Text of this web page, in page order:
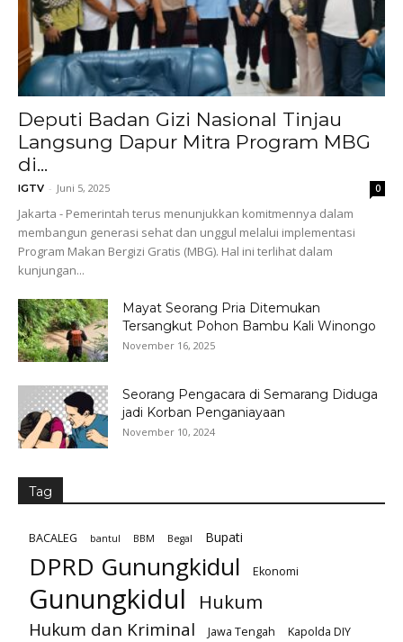
Deputi Badan Gizi Nasional Tinjau
Langsung Dapur Mitra Program MBG
di...
IGTV - Juni 5, 2025 0
Jakarta - Pemerintah terus menunjukkan komitmennya dalam
membangun generasi sehat dan unggul melalui implementasi
Program Makan Bergizi Gratis (MBG). Hal ini terlihat dalam
kunjungan...
Mayat Seorang Pria Ditemukan
Tersangkut Pohon Bambu Kali Winongo
November 16, 2025
Seorang Pengacara di Semarang Diduga
jadi Korban Penganiayaan
November 10, 2024
Tag
BACALEG bantul BBM Begal Bupati
DPRD Gunungkidul Ekonomi
Gunungkidul Hukum
Hukum dan Kriminal Jawa Tengah
Kapolda DIY